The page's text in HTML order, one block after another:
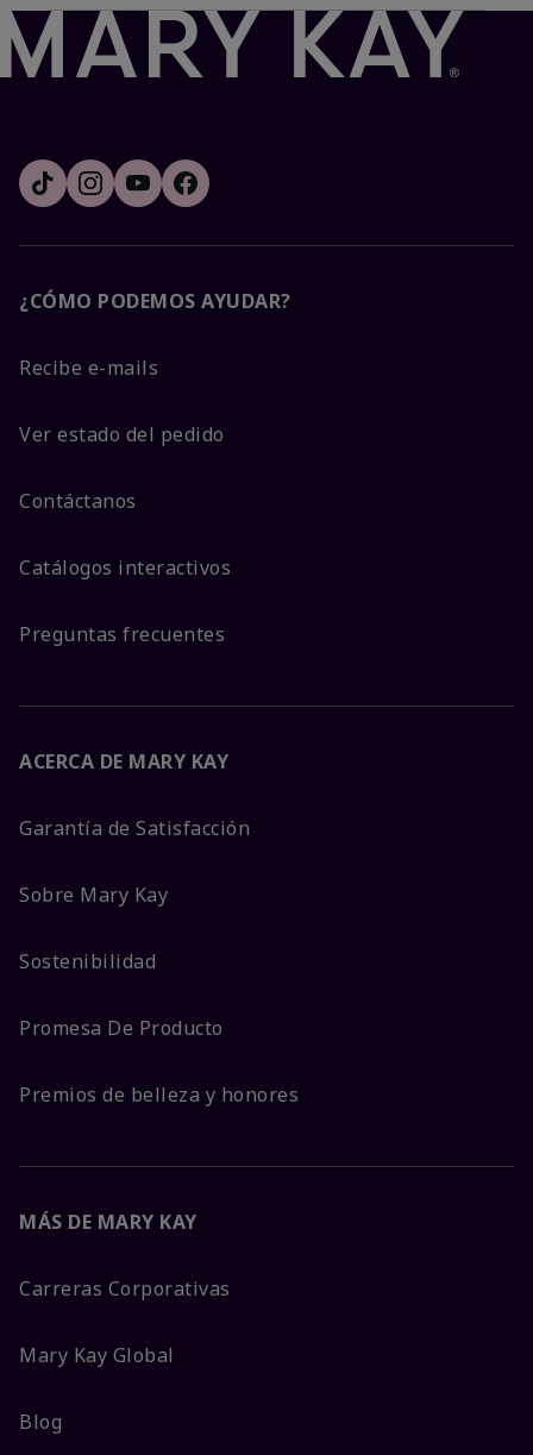
¿CÓMO PODEMOS AYUDAR?
Recibe e-mails
Ver estado del pedido
Contáctanos
Catálogos interactivos
Preguntas frecuentes
ACERCA DE MARY KAY
Garantía de Satisfacción
Sobre Mary Kay
Sostenibilidad
Promesa De Producto
Premios de belleza y honores
MÁS DE MARY KAY
Carreras Corporativas
Mary Kay Global
Blog